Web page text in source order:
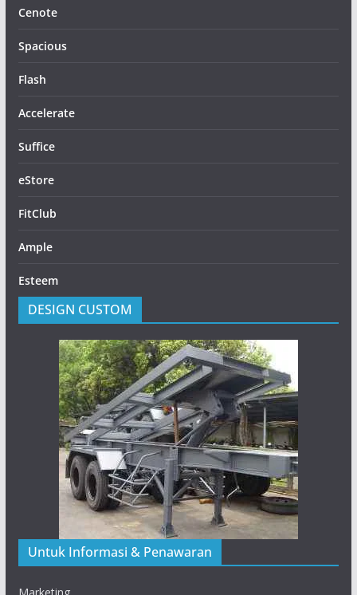
Cenote
Spacious
Flash
Accelerate
Suffice
eStore
FitClub
Ample
Esteem
DESIGN CUSTOM
Untuk Informasi & Penawaran